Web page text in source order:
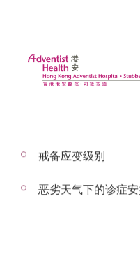
2025年10月14日
机械
戒备应变级别
恶劣天气下的诊症